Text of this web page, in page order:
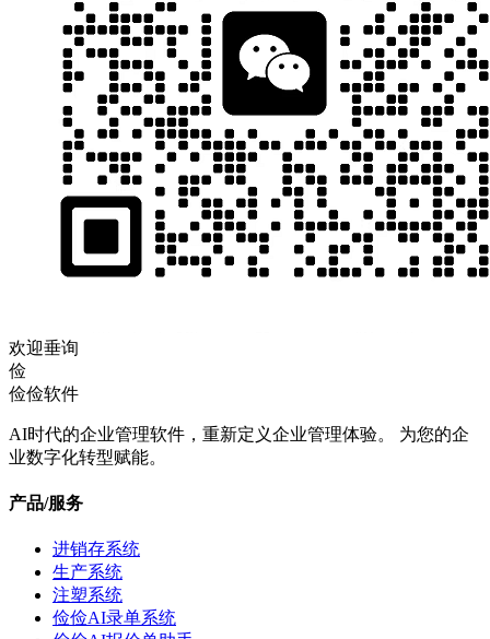
欢迎垂询
俭
俭俭软件
AI时代的企业管理软件，重新定义企业管理体验。 为您的企
业数字化转型赋能。
产品/服务
进销存系统
生产系统
注塑系统
俭俭AI录单系统